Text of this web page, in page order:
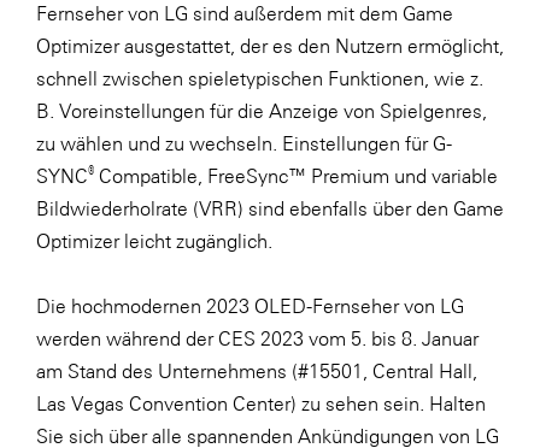
Fernseher von LG sind außerdem mit dem Game
Optimizer ausgestattet, der es den Nutzern ermöglicht,
schnell zwischen spieletypischen Funktionen, wie z.
B. Voreinstellungen für die Anzeige von Spielgenres,
zu wählen und zu wechseln. Einstellungen für G-
SYNC® Compatible, FreeSync™ Premium und variable
Bildwiederholrate (VRR) sind ebenfalls über den Game
Optimizer leicht zugänglich.
Die hochmodernen 2023 OLED-Fernseher von LG
werden während der CES 2023 vom 5. bis 8. Januar
am Stand des Unternehmens (#15501, Central Hall,
Las Vegas Convention Center) zu sehen sein. Halten
Sie sich über alle spannenden Ankündigungen von LG